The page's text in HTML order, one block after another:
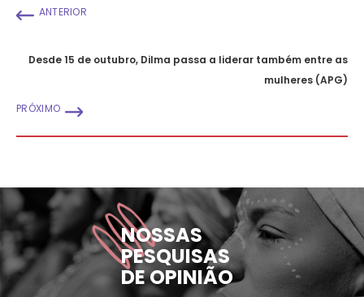
ANTERIOR
Desde 15 de outubro, Dilma passa a liderar também entre as
mulheres (APG)
PRÓXIMO
NOSSAS
PESQUISAS
DE OPINIÃO